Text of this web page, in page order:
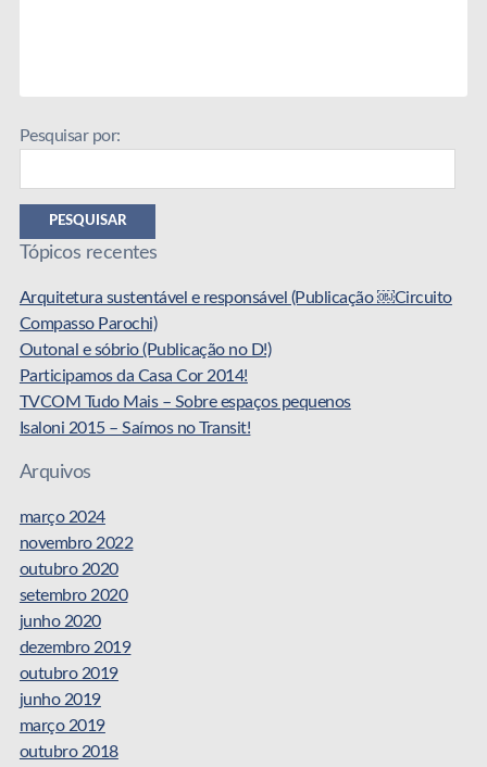
Pesquisar por:
PESQUISAR
Tópicos recentes
Arquitetura sustentável e responsável (Publicação ￼Circuito
Compasso Parochi)
Outonal e sóbrio (Publicação no D!)
Participamos da Casa Cor 2014!
TVCOM Tudo Mais – Sobre espaços pequenos
Isaloni 2015 – Saímos no Transit!
Arquivos
março 2024
novembro 2022
outubro 2020
setembro 2020
junho 2020
dezembro 2019
outubro 2019
junho 2019
março 2019
outubro 2018